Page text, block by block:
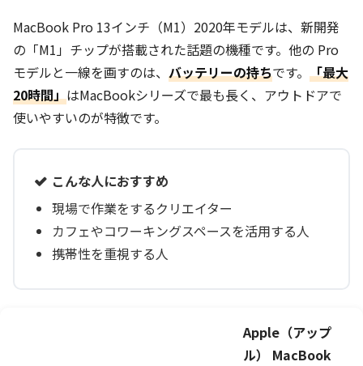
MacBook Pro 13インチ（M1）2020年モデルは、新開発
の「M1」チップが搭載された話題の機種です。他の Pro
モデルと一線を画すのは、 バッテリーの持ちです。 「最大
20時間」はMacBookシリーズで最も長く、アウトドアで
使いやすいのが特徴です。
こんな人におすすめ
現場で作業をするクリエイター
カフェやコワーキングスペースを活用する人
携帯性を重視する人
Apple（アップ
ル） MacBook